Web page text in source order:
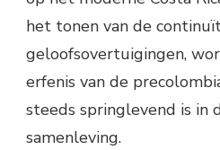
het tonen van de
geloofsovertuigingen,
erfenis van de
steeds springlevend is in
samenleving.